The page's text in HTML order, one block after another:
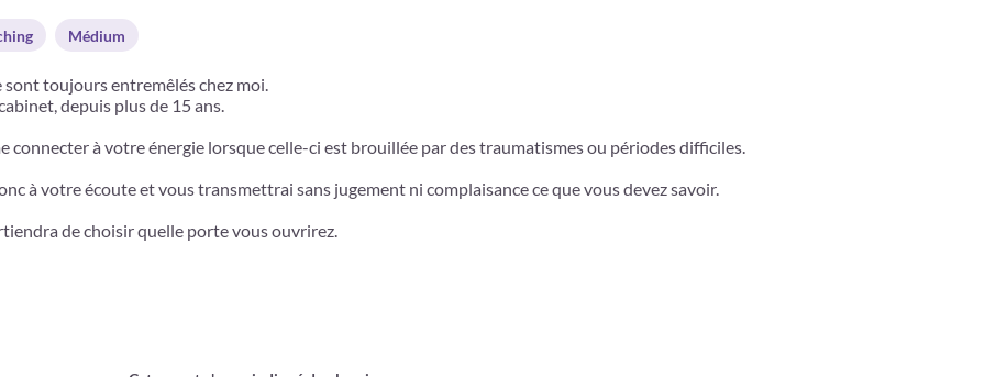
Médium
toujours entremêlés chez moi.
depuis plus de 15 ans.
connecter à votre énergie lorsque celle-ci est brouillée par des traumatismes ou périodes difficiles.
à votre écoute et vous transmettrai sans jugement ni complaisance ce que vous devez savoir.
de choisir quelle porte vous ouvrirez.